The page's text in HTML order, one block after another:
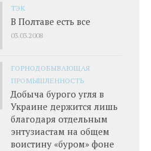
ТЭК
В Полтаве есть все
03.03.2008
ГОРНОДОБЫВАЮЩАЯ
ПРОМЫШЛЕННОСТЬ
Добыча бурого угля в
Украине держится лишь
благодаря отдельным
энтузиастам на общем
воистину «буром» фоне